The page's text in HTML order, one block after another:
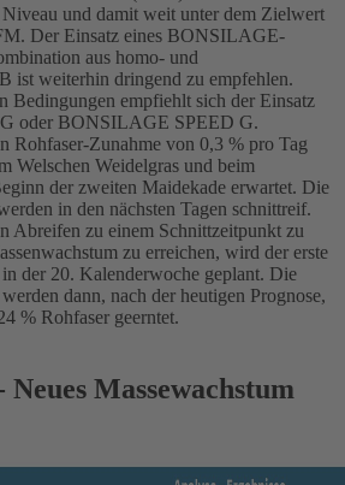
und damit weit unter dem Zielwert
Der Einsatz eines BONSILAGE-
aus homo- und
ist weiterhin dringend zu empfehlen.
Bedingungen empfiehlt sich der Einsatz
oder BONSILAGE SPEED G.
Rohfaser-Zunahme von 0,3 % pro Tag
Welschen Weidelgras und beim
der zweiten Maidekade erwartet. Die
in den nächsten Tagen schnittreif.
Abreifen zu einem Schnittzeitpunkt zu
zu erreichen, wird der erste
der 20. Kalenderwoche geplant. Die
dann, nach der heutigen Prognose,
% Rohfaser geerntet.
Massewachstum